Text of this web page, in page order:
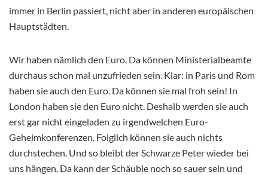
immer in Berlin passiert, nicht aber in anderen europäischen
Hauptstädten.
Wir haben nämlich den Euro. Da können Ministerialbeamte
durchaus schon mal unzufrieden sein. Klar: in Paris und Rom
haben sie auch den Euro. Da können sie mal froh sein! In
London haben sie den Euro nicht. Deshalb werden sie auch
erst gar nicht eingeladen zu irgendwelchen Euro-
Geheimkonferenzen. Folglich können sie auch nichts
durchstechen. Und so bleibt der Schwarze Peter wieder bei
uns hängen. Da kann der Schäuble noch so sauer sein und